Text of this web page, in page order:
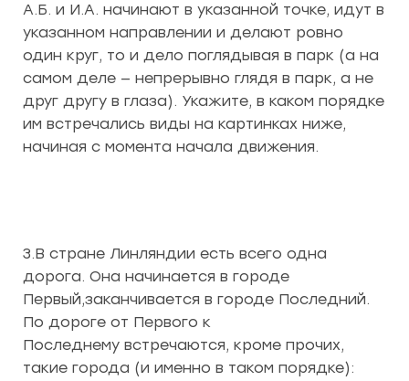
А.Б. и И.А. начинают в указанной точке, идут в
указанном направлении и делают ровно
один круг, то и дело поглядывая в парк (а на
самом деле — непрерывно глядя в парк, а не
друг другу в глаза). Укажите, в каком порядке
им встречались виды на картинках ниже,
начиная с момента начала движения.
3.В стране Линляндии есть всего одна
дорога. Она начинается в городе
Первый,заканчивается в городе Последний.
По дороге от Первого к
Последнему встречаются, кроме прочих,
такие города (и именно в таком порядке):